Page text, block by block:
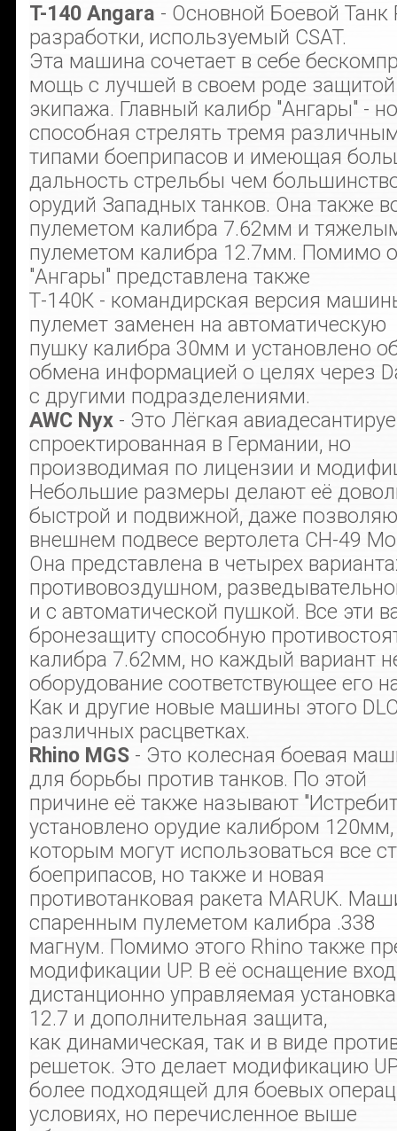
T-140 Angara - Основной Боевой Танк
разработки, используемый CSAT.
Эта машина сочетает в себе
мощь с лучшей в своем роде защитой
экипажа. Главный калибр "Ангары" -
способная стрелять тремя
типами боеприпасов и имеющая
дальность стрельбы чем
орудий Западных танков. Она также
пулеметом калибра 7.62мм и
пулеметом калибра 12.7мм. Помимо
"Ангары" представлена также
Т-140К - командирская версия
пулемет заменен на автоматическую
пушку калибра 30мм и установлено
обмена информацией о целях через
с другими подразделениями.
AWC Nyx- Это Лёгкая
спроектированная в Германии, но
производимая по лицензии и
Небольшие размеры делают её
быстрой и подвижной, даже
внешнем подвесе вертолета CH-49
Она представлена в четырех
противовоздушном,
и с автоматической пушкой. Все эти
бронезащиту способную
калибра 7.62мм, но каждый вариант
оборудование соответствующее его
Как и другие новые машины этого
различных расцветках.
Rhino MGS- Это колесная боевая
для борьбы против танков. По этой
причине её также называют
установлено орудие калибром 120мм,
которым могут использоваться все
боеприпасов, но также и новая
противотанковая ракета MARUK.
спаренным пулеметом калибра .338
магнум. Помимо этого Rhino также
модификации UP. В её оснащение
дистанционно управляемая
12.7 и дополнительная защита,
как динамическая, так и в виде
решеток. Это делает модификацию
более подходящей для боевых
условиях, но перечисленное выше